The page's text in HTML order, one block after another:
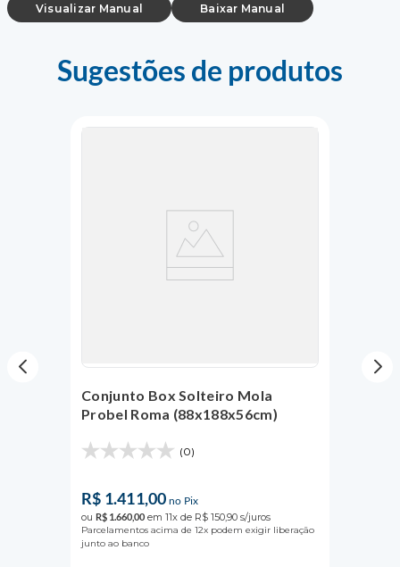
Visualizar Manual Baixar Manual
Sugestões de produtos
Conjunto Box Solteiro Mola
Probel Roma (88x188x56cm)
(0)
R$ 1.411,00 no Pix
ou R$ 1.66000 em 11x de R$ 150,90 s/juros
Parcelamentos acima de 12x podem exigir liberação
junto ao banco